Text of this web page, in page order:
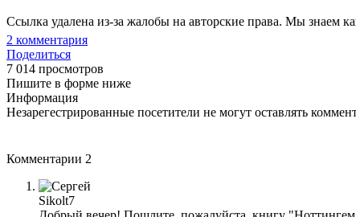
Ссылка удалена из-за жалобы на авторские права. Мы знаем
2 комментария
Поделиться
7 014 просмотров
Пишите в форме ниже
Информация
Незарегестрированные посетители не могут оставлять
Комментарии 2
Sikolt7